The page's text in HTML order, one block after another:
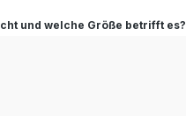
und welche Größe betrifft es?